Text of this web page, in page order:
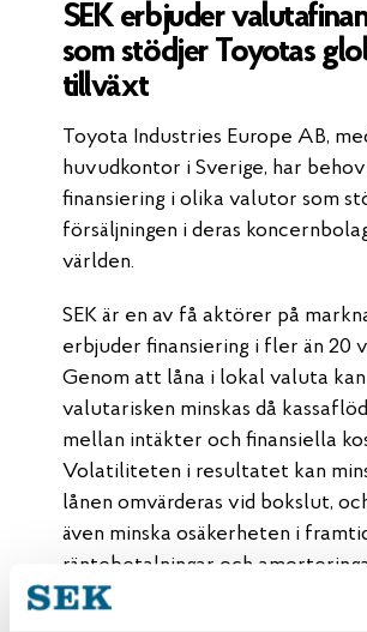
SEK erbjuder
som stödjer Toyotas
tillväxt
Toyota Industries Europe AB,
huvudkontor i Sverige, har
finansiering i olika valutor som
försäljningen i deras
världen.
SEK är en av få aktörer på
erbjuder finansiering i fler än 20
Genom att låna i lokal valuta kan
valutarisken minskas då
mellan intäkter och finansiella
Volatiliteten i resultatet kan
lånen omvärderas vid bokslut,
även minska osäkerheten i
räntebetalningar och
“Svensk Exportkredit kan på det